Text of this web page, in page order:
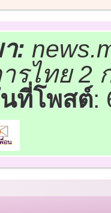
:
รไทย 2
ที่โพสต์: